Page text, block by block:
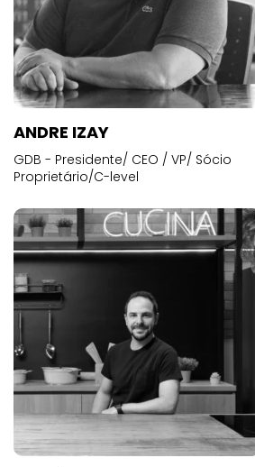
ANDRE IZAY
GDB - Presidente/ CEO / VP/ Sócio
Proprietário/C-level